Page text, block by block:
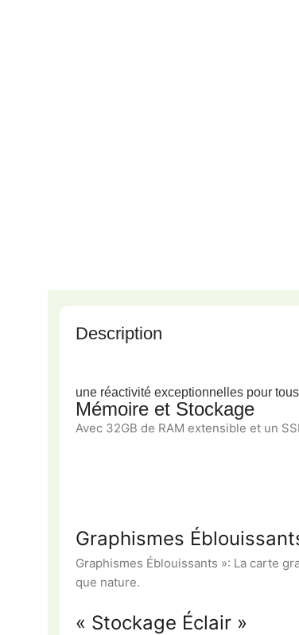
Description
une réactivité exceptionnelles pour
Mémoire et Stockage
Avec 32GB de RAM extensible et un
Graphismes
Graphismes Éblouissants »: La carte
que nature.
« Stockage Éclair »